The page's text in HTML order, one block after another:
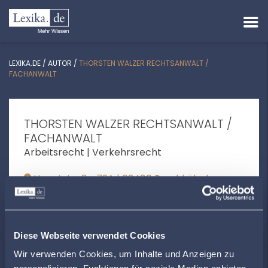
Diese Webseite verwendet Cookies
Wir verwenden Cookies, um Inhalte und Anzeigen zu
LEXIKA.DE / AUTOR / THORSTEN WALZER RECHTSANWALT /
FACHANWALT
THORSTEN WALZER RECHTSANWALT /
FACHANWALT
Arbeitsrecht | Verkehrsrecht
Hauptstraße 79A | 63486 Bruchköbel